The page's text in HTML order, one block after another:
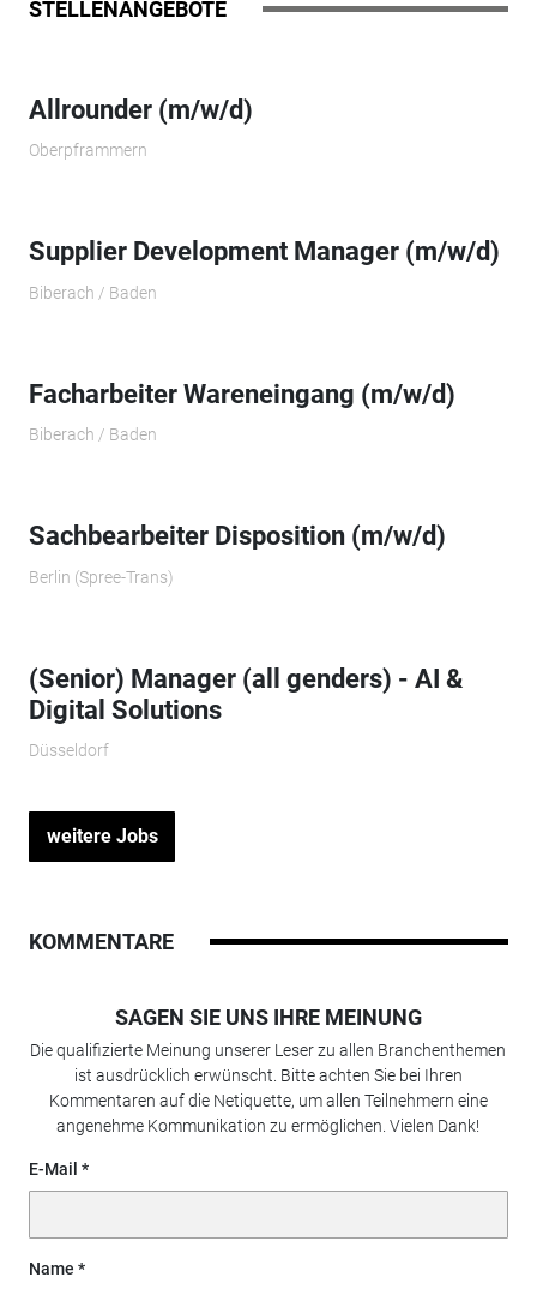
STELLENANGEBOTE
Allrounder (m/w/d)
Oberpframmern
Supplier Development Manager (m/w/d)
Biberach / Baden
Facharbeiter Wareneingang (m/w/d)
Biberach / Baden
Sachbearbeiter Disposition (m/w/d)
Berlin (Spree-Trans)
(Senior) Manager (all genders) - AI &
Digital Solutions
Düsseldorf
weitere Jobs
KOMMENTARE
SAGEN SIE UNS IHRE MEINUNG
Die qualifizierte Meinung unserer Leser zu allen Branchenthemen
ist ausdrücklich erwünscht. Bitte achten Sie bei Ihren
Kommentaren auf die Netiquette, um allen Teilnehmern eine
angenehme Kommunikation zu ermöglichen. Vielen Dank!
E-Mail
Name